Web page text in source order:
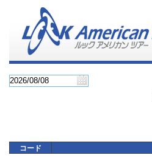
コード